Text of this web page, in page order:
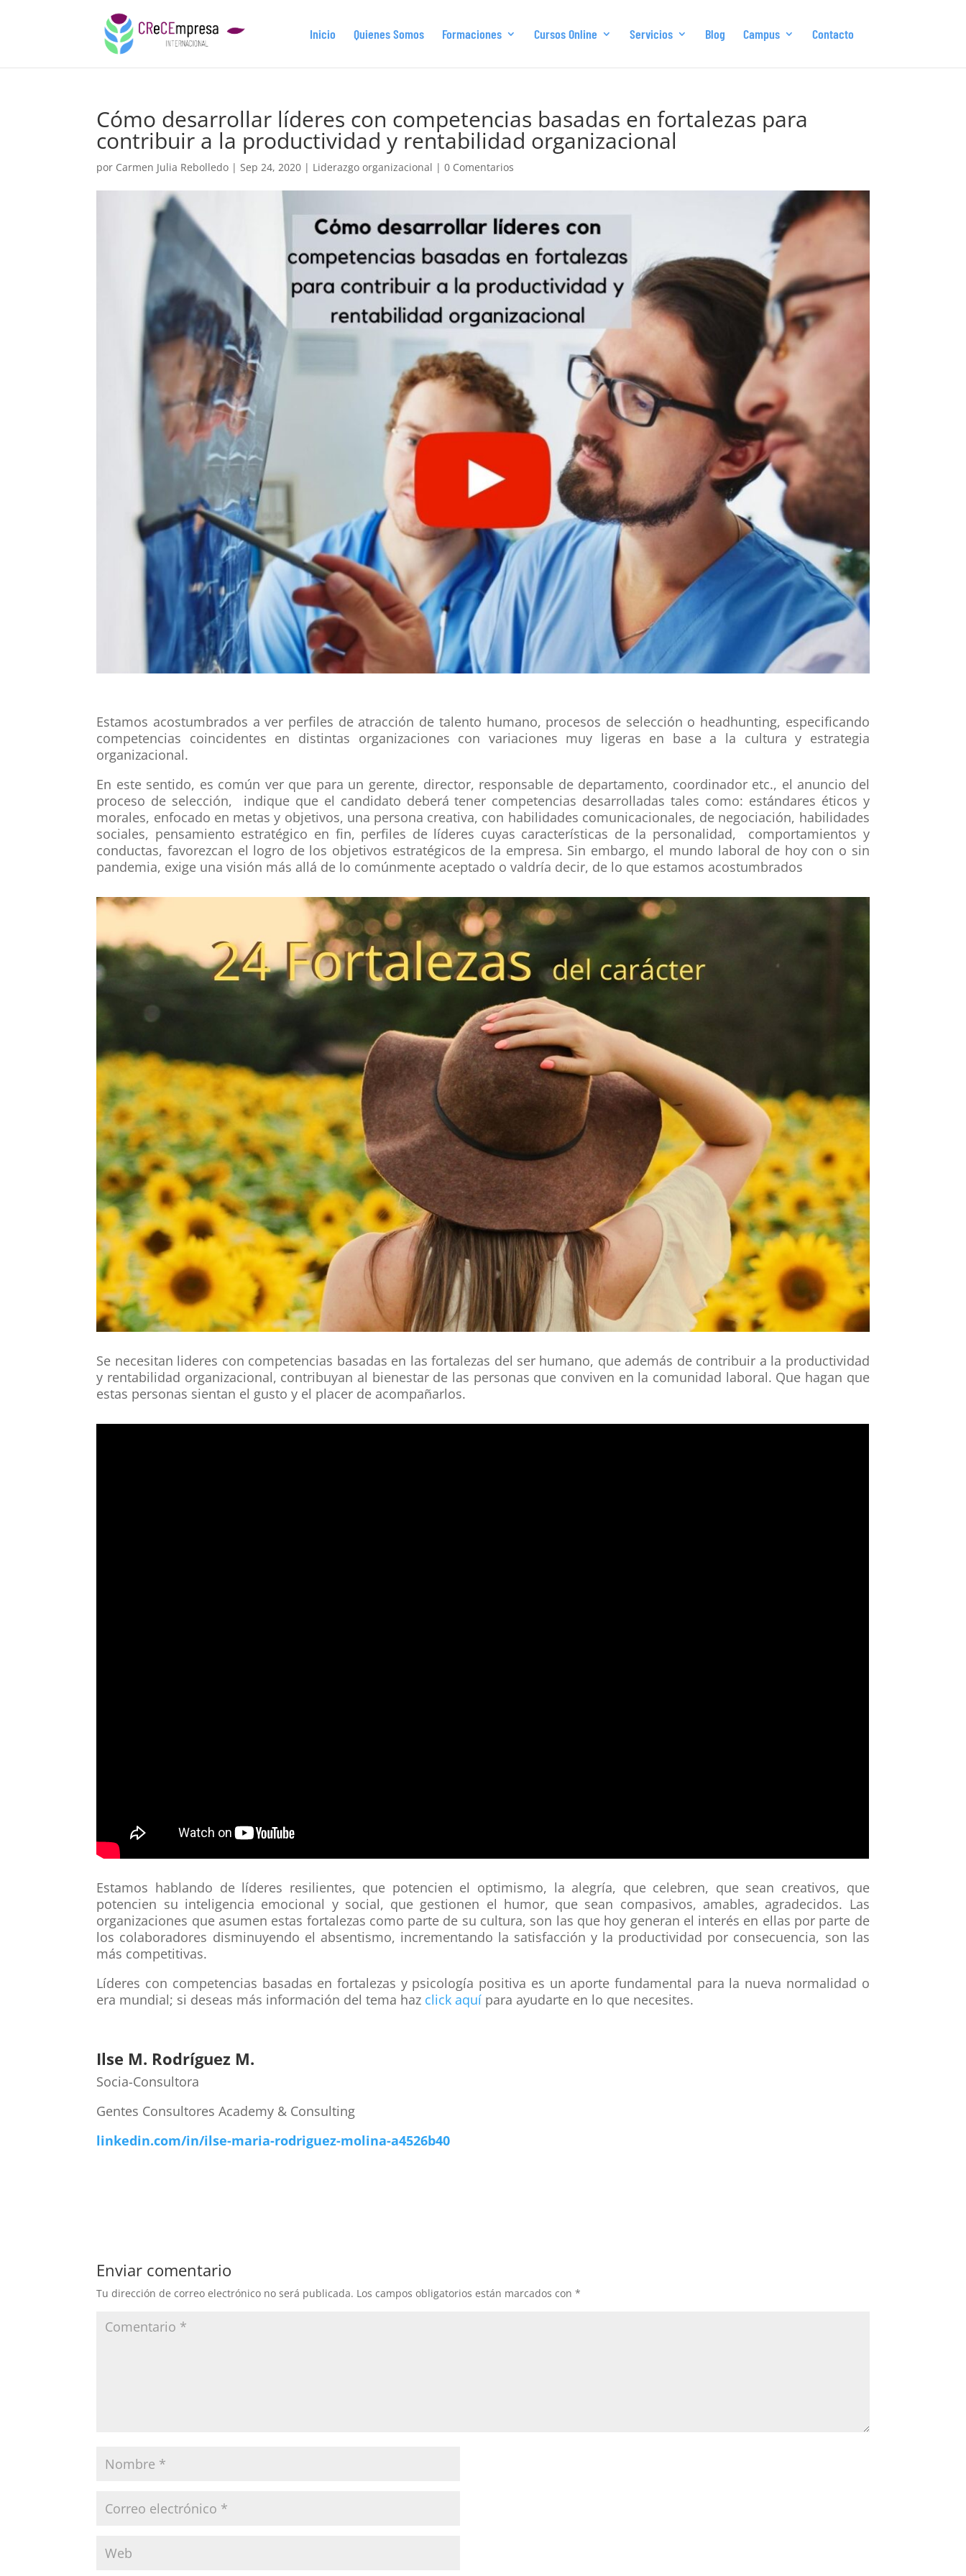
Inicio Quienes Somos Formaciones Cursos Online Servicios Blog Campus Contacto
Cómo desarrollar líderes con competencias basadas en fortalezas para
contribuir a la productividad y rentabilidad organizacional
por Carmen Julia Rebolledo |Sep 24, 2020 | Liderazgo organizacional |0 Comentarios
Estamos acostumbrados a ver perfiles de atracción de talento humano, procesos de selección o headhunting, especificando
competencias coincidentes en distintas organizaciones con variaciones muy ligeras en base a la cultura y estrategia
organizacional.
En este sentido, es común ver que para un gerente, director, responsable de departamento, coordinador etc., el anuncio del
proceso de selección, indique que el candidato deberá tener competencias desarrolladas tales como: estándares éticos y
morales, enfocado en metas y objetivos, una persona creativa, con habilidades comunicacionales, de negociación, habilidades
sociales, pensamiento estratégico en fin, perfiles de líderes cuyas características de la personalidad, comportamientos y
conductas, favorezcan el logro de los objetivos estratégicos de la empresa. Sin embargo, el mundo laboral de hoy con o sin
pandemia, exige una visión más allá de lo comúnmente aceptado o valdría decir, de lo que estamos acostumbrados
Se necesitan lideres con competencias basadas en las fortalezas del ser humano, que además de contribuir a la productividad
y rentabilidad organizacional, contribuyan al bienestar de las personas que conviven en la comunidad laboral. Que hagan que
estas personas sientan el gusto y el placer de acompañarlos.
Estamos hablando de líderes resilientes, que potencien el optimismo, la alegría, que celebren, que sean creativos, que
potencien su inteligencia emocional y social, que gestionen el humor, que sean compasivos, amables, agradecidos. Las
organizaciones que asumen estas fortalezas como parte de su cultura, son las que hoy generan el interés en ellas por parte de
los colaboradores disminuyendo el absentismo, incrementando la satisfacción y la productividad por consecuencia, son las
más competitivas.
Líderes con competencias basadas en fortalezas y psicología positiva es un aporte fundamental para la nueva normalidad o
era mundial; si deseas más información del tema haz click aquí para ayudarte en lo que necesites.
Ilse M. Rodríguez M.
Socia-Consultora
Gentes Consultores Academy & Consulting
linkedin.com/in/ilse-maria-rodriguez-molina-a4526b40
Enviar comentario
Tu dirección de correo electrónico no será publicada. Los campos obligatorios están marcados con*